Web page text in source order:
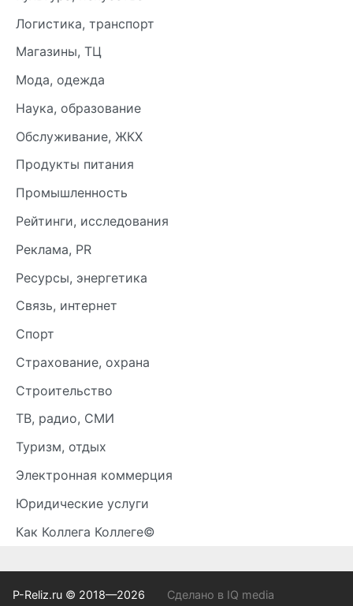
Логистика, транспорт
Магазины, ТЦ
Мода, одежда
Наука, образование
Обслуживание, ЖКХ
Продукты питания
Промышленность
Рейтинги, исследования
Реклама, PR
Ресурсы, энергетика
Связь, интернет
Спорт
Страхование, охрана
Строительство
ТВ, радио, СМИ
Туризм, отдых
Электронная коммерция
Юридические услуги
Как Коллега Коллеге©
P-Reliz.ru © 2018—2026 Сделано в IQ media